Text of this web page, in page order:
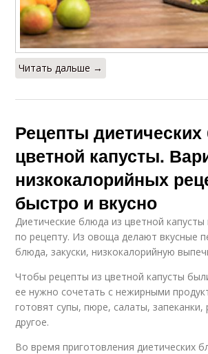
Читать дальше →
Рецепты
цветной капусты.
низкокалорийных
быстро и вкусно
Диетические блюда из цветной
по рецепту. Из овоща делают вкусные
блюда, закуски, низкокалорийную
Чтобы рецепты из цветной капусты
ее нужно сочетать с нежирными
готовят супы, пюре, салаты, запеканки,
другое.
Во время приготовления диетических